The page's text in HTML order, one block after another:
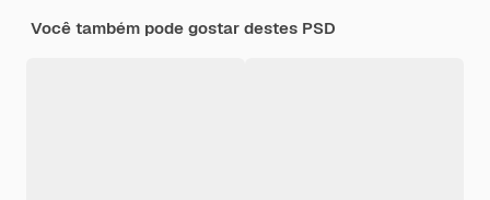
Você também pode gostar destes PSD